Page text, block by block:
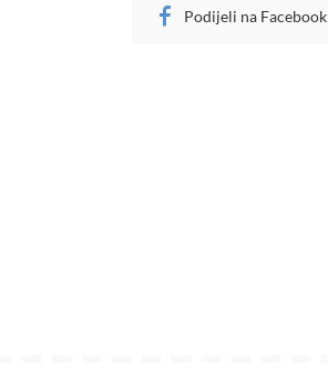
Podijeli na Facebook